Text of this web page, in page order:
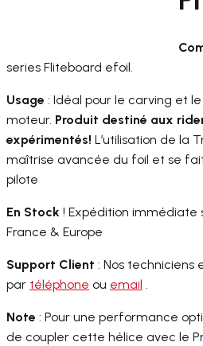
series Fliteboard efoil.
Usage : Idéal pour le carving et
moteur. Produit destiné aux
expérimentés! L’utilisation de la
maîtrise avancée du foil et se
pilote
En Stock ! Expédition immédiate
France & Europe
Support Client : Nos techniciens
par téléphone ou email .
Note : Pour une performance
de coupler cette hélice avec le